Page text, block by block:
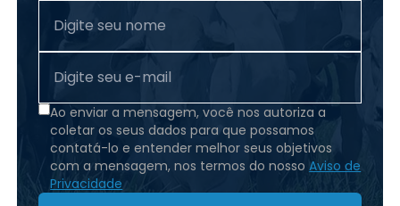
Ao enviar a mensagem, você nos autoriza a
coletar os seus dados para que possamos
contatá-lo e entender melhor seus objetivos
com a mensagem, nos termos do nossoAviso de
Privacidade